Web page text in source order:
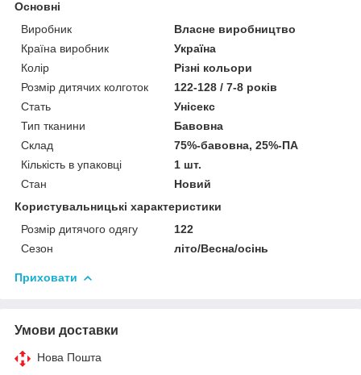
Основні
Виробник
Власне виробництво
Країна виробник
Україна
Колір
Різні кольори
Розмір дитячих колготок
122-128 / 7-8 років
Стать
Унісекс
Тип тканини
Бавовна
Склад
75%-бавовна, 25%-ПА
Кількість в упаковці
1 шт.
Стан
Новий
Користувальницькі характеристики
Розмір дитячого одягу
122
Сезон
літо/Весна/осінь
Приховати
Умови доставки
Нова Пошта